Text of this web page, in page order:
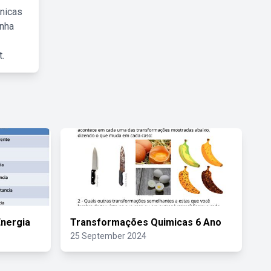
Transformações Quimicas 6 Ano
25 September 2024